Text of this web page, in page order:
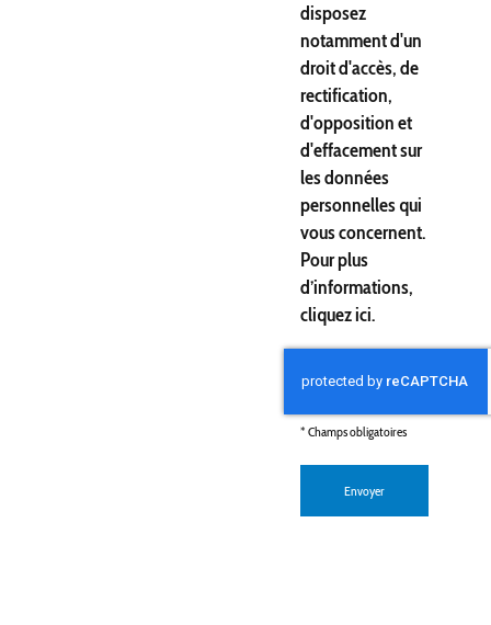
disposez
notamment d'un
droit d'accès, de
rectification,
d'opposition et
d'effacement sur
les données
personnelles qui
vous concernent.
Pour plus
d’informations,
cliquezici.
* Champs obligatoires